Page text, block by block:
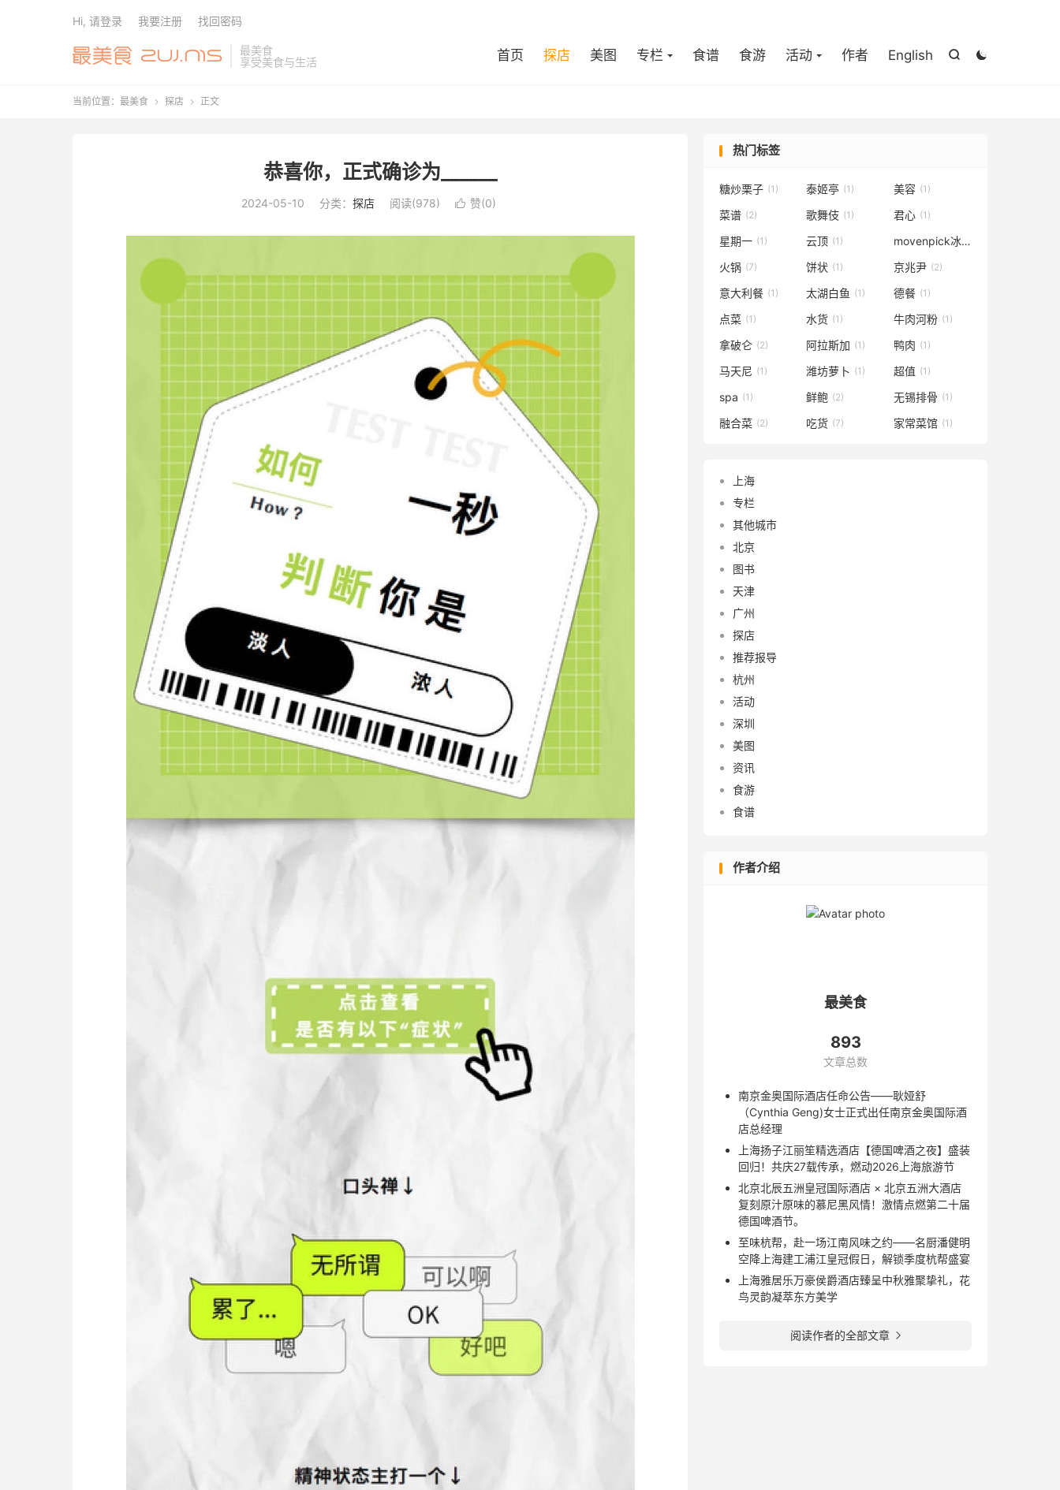
最美食
享受美食与生活


首页 探店 美图 专栏 食谱 食游 活动 作者 English
Hi, 请登录 我要注册 找回密码
当前位置： 最美食  探店  正文
恭喜你，正式确诊为______
2024-05-10 分类： 探店 阅读(978)  赞(0)
热门标签
糖炒栗子 (1) 泰姬亭 (1) 美容 (1)
菜谱 (2) 歌舞伎 (1) 君心 (1)
星期一 (1) 云顶 (1) movenpick冰淇淋
火锅 (7) 饼状 (1) 京兆尹 (2)
意大利餐 (1) 太湖白鱼 (1) 德餐 (1)
点菜 (1) 水货 (1) 牛肉河粉 (1)
拿破仑 (2) 阿拉斯加 (1) 鸭肉 (1)
马天尼 (1) 潍坊萝卜 (1) 超值 (1)
spa (1) 鲜鲍 (2) 无锡排骨 (1)
融合菜 (2) 吃货 (7) 家常菜馆 (1)
上海
专栏
其他城市
北京
图书
天津
广州
探店
推荐报导
杭州
活动
深圳
美图
资讯
食游
食谱
作者介绍
最美食
893
文章总数
南京金奥国际酒店任命公告——耿娅舒
（Cynthia Geng)女士正式出任南京金奥国际酒
店总经理
上海扬子江丽笙精选酒店【德国啤酒之夜】盛装
回归！共庆27载传承，燃动2026上海旅游节
北京北辰五洲皇冠国际酒店 × 北京五洲大酒店
复刻原汁原味的慕尼黑风情！激情点燃第二十届
德国啤酒节。
至味杭帮，赴一场江南风味之约——名厨潘健明
空降上海建工浦江皇冠假日，解锁季度杭帮盛宴
上海雅居乐万豪侯爵酒店臻呈中秋雅聚挚礼，花
鸟灵韵凝萃东方美学
阅读作者的全部文章 